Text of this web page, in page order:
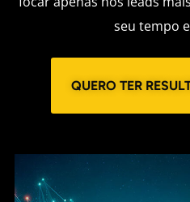
seu tempo
QUERO TER